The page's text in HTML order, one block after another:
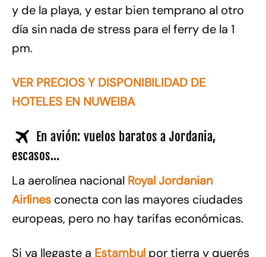
y de la playa, y estar bien temprano al otro
día sin nada de stress para el ferry de la 1
pm.
VER PRECIOS Y DISPONIBILIDAD DE
HOTELES EN NUWEIBA
En avión: vuelos baratos a Jordania,
escasos…
La aerolínea nacional Royal Jordanian
Airlines conecta con las mayores ciudades
europeas, pero no hay tarifas económicas.
Si ya llegaste a Estambul por tierra y querés